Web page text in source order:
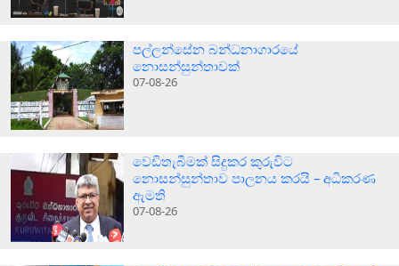
පල්ලන්සේන බන්ධනාගාරයේ
නොසන්සුන්තාවක්
07-08-26
වෙඩිතැබීමක් සිදුකර කුරුවිට
නොසන්සුන්තාව පාලනය කරයි – අධිකරණ
ඇමති
07-08-26